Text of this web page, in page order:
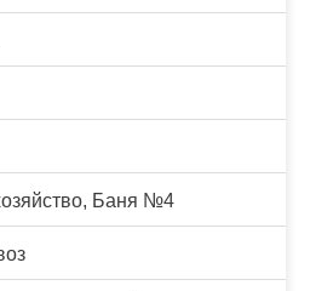
Баня №4